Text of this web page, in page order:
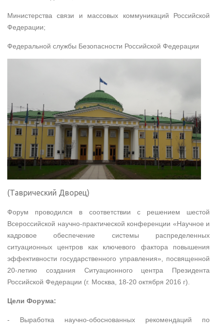
Министерства связи и массовых коммуникаций Российской
Федерации;
Федеральной службы Безопасности Российской Федерации
(Таврический Дворец)
Форум проводился в соответствии с решением шестой
Всероссийской научно-практической конференции «Научное и
кадровое обеспечение системы распределенных
ситуационных центров как ключевого фактора повышения
эффективности государственного управления», посвященной
20-летию создания Ситуационного центра Президента
Российской Федерации (г. Москва, 18-20 октября 2016 г).
Цели Форума:
- Выработка научно-обоснованных рекомендаций по